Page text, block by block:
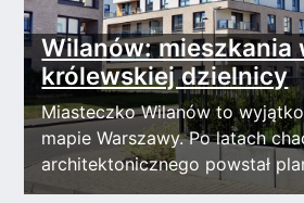
Wilanów: mieszkania
królewskiej dzielnicy
Miasteczko Wilanów to
mapie Warszawy. Po latach
architektonicznego powstał